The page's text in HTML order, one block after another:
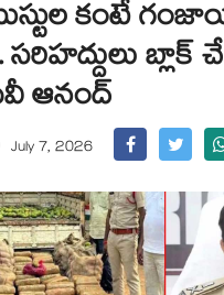
కంటే గంజాయి
బ్లాక్
ఆనంద్
July 7, 2026